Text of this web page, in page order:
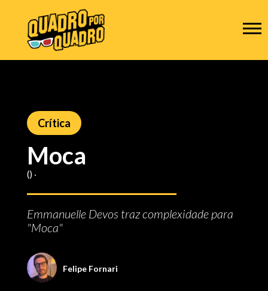
Crítica
Moca
() ‧
Emmanuelle Devos traz complexidade para
"Moca"
Felipe Fornari